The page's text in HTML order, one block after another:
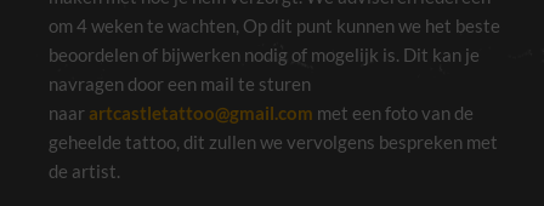
om 4 weken te wachten, Op dit punt kunnen we het beste
beoordelen of bijwerken nodig of mogelijk is. Dit kan je
navragen door een mail te sturen
naar artcastletattoo@gmail.com met een foto van de
geheelde tattoo, dit zullen we vervolgens bespreken met
de artist.